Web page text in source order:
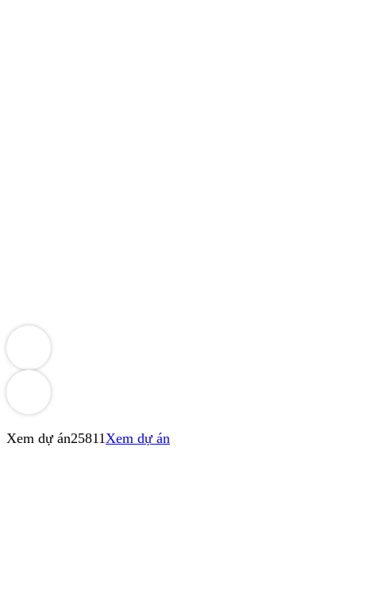
Xem dự án25811Xem dự án